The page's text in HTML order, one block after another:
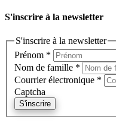
S'inscrire à la newsletter
S'inscrire à la newsletter
Prénom *
Nom de famille *
Courrier électronique *
Captcha
S'inscrire